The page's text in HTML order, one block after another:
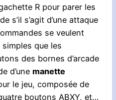
R pour parer les
s’il s’agit d’une attaque
se veulent
simples que les
des bornes d’arcade
d’une manette
le jeu, composée de
boutons ABXY, et…